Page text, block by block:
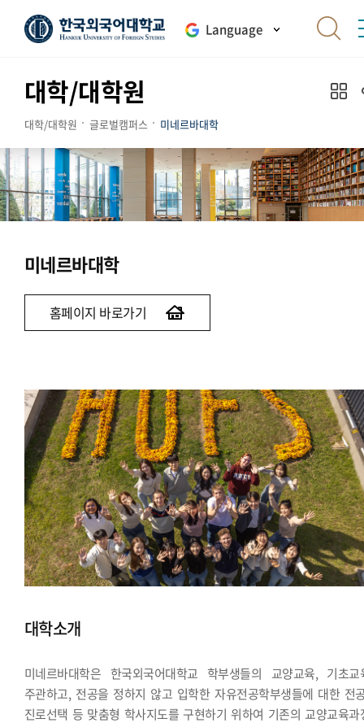
Language
대학/대학원
대학/대학원 글로벌캠퍼스 미네르바대학
미네르바대학
홈페이지 바로가기
대학소개
미네르바대학은 한국외국어대학교 학부생들의 교양교육, 기초교
주관하고, 전공을 정하지 않고 입학한 자유전공학부생들에 대한 전
진로선택 등 맞춤형 학사지도를 구현하기 위하여 기존의 교양교육과